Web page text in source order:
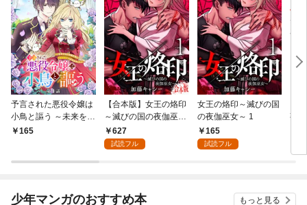
予言された悪役令嬢は
小鳥と謳う ～未来を知
る専属執事に「君を救
165
【合本版】女王の烙印
～滅びの国の夜伽巫女
～ 1627
試読フル
女王の烙印～滅びの国
の夜伽巫女～ 1
165
試読フル
熟
少年マンガのおすすめ本 もっと見る